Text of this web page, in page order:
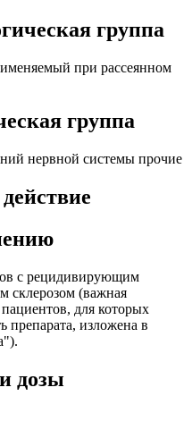
группа
при рассеянном
группа
нервной системы прочие
с рецидивирующим
склерозом (важная
для которых
препарата, изложена в
дозы